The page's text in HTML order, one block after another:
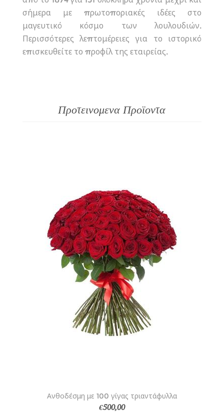
σήμερα με πρωτοποριακές ιδέες στο
μαγευτικό κόσμο των λουλουδιών.
Περισσότερες λεπτομέρειες για το ιστορικό
επισκευθείτε το προφίλ της εταιρείας.
Προτεινομενα Προϊοντα
Ανθοδέσμη με 100 γίγας τριαντάφυλλα
€500,00